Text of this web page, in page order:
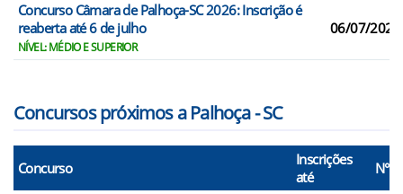
Concurso Câmara de Palhoça-SC 2026: Inscrição é
reaberta até 6 de julho
NÍVEL: MÉDIO E SUPERIOR
06/07/2026
Concursos próximos a Palhoça - SC
Concurso
Inscrições
até
N°